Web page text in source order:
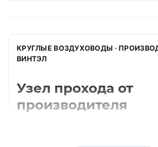
КРУГЛЫЕ ВОЗДУХОВОДЫ ·
ВИНТЭЛ
Узел прохода от
производителя